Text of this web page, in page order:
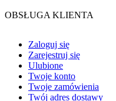
OBSŁUGA KLIENTA
Zaloguj się
Zarejestruj się
Ulubione
Twoje konto
Twoje zamówienia
Twój adres dostawy